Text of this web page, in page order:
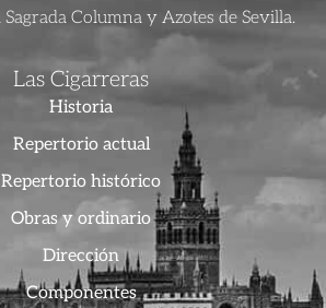
Columna y Azotes de Sevilla.
Las Cigarreras
Historia
Repertorio actual
Repertorio histórico
Obras y ordinario
Dirección
Componentes